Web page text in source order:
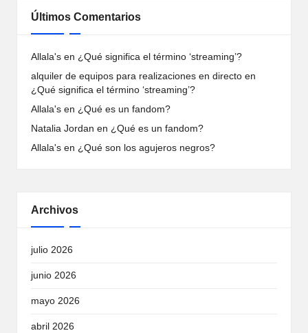
Últimos Comentarios
Allala's en ¿Qué significa el término ‘streaming’?
alquiler de equipos para realizaciones en directo en
¿Qué significa el término ‘streaming’?
Allala's en ¿Qué es un fandom?
Natalia Jordan en ¿Qué es un fandom?
Allala's en ¿Qué son los agujeros negros?
Archivos
julio 2026
junio 2026
mayo 2026
abril 2026